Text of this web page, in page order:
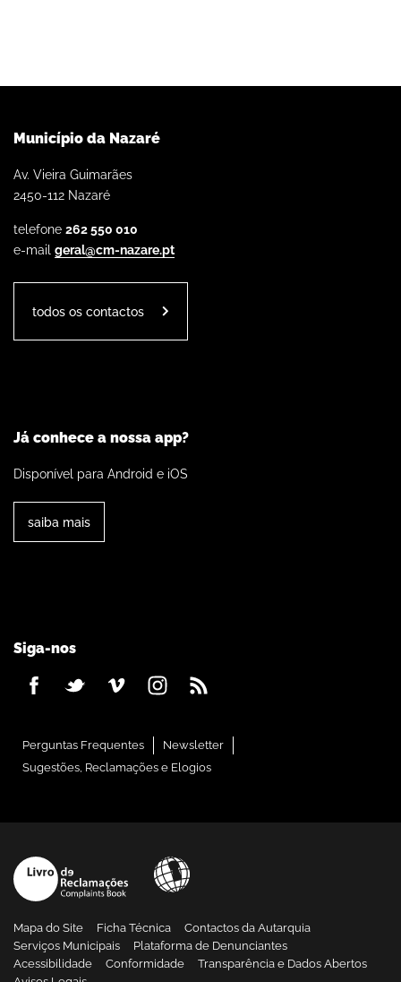
Município da Nazaré
Av. Vieira Guimarães
2450-112 Nazaré
telefone 262 550 010
e-mail geral@cm-nazare.pt
todos os contactos
Já conhece a nossa app?
Disponível para Android e iOS
saiba mais
Siga-nos
Perguntas Frequentes
Newsletter
Sugestões, Reclamações e Elogios
Mapa do Site Ficha Técnica
Contactos da Autarquia
Serviços Municipais
Plataforma de Denunciantes
Acessibilidade
Conformidade
Transparência e Dados Abertos